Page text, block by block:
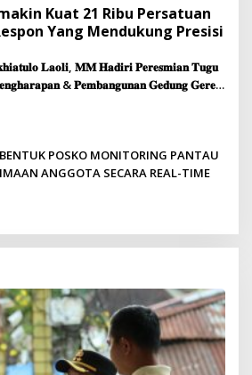
Kuat 21 Ribu Persatuan
Yang Mendukung Presisi
𝐋𝐚𝐨𝐥𝐢, 𝐌𝐌 𝐇𝐚𝐝𝐢𝐫𝐢 𝐏𝐞𝐫𝐞𝐬𝐦𝐢𝐚𝐧 𝐓𝐮𝐠𝐮
& 𝐏𝐞𝐦𝐛𝐚𝐧𝐠𝐮𝐧𝐚𝐧 𝐆𝐞𝐝𝐮𝐧𝐠 𝐆𝐞𝐫𝐞𝐣𝐚
POSKO MONITORING PANTAU
ANGGOTA SECARA REAL-TIME